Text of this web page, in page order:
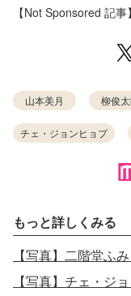
【Not Sponsored 記事】
山本美月 柳俊
チェ・ジョンヒョプ
もっと詳しくみる
【写真】チェ・ジ